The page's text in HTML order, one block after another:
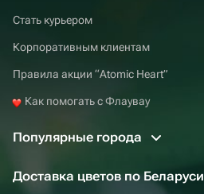
Стать курьером
Корпоративным клиентам
Правила акции “Atomic Heart”
Как помогать с Флаувау
Популярные города
Доставка цветов по Беларуси